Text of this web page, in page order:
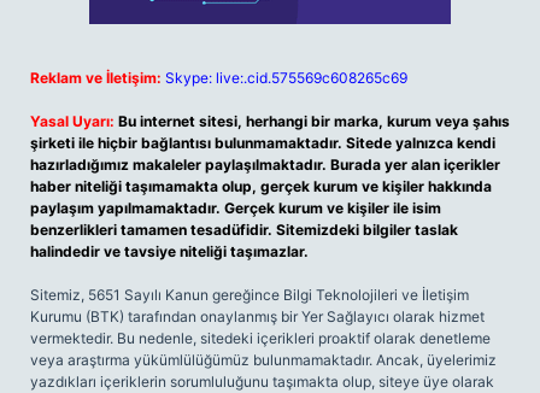
Reklam ve İletişim: Skype: live:.cid.575569c608265c69
Yasal Uyarı: Bu internet sitesi, herhangi bir marka, kurum veya şahıs
şirketi ile hiçbir bağlantısı bulunmamaktadır. Sitede yalnızca kendi
hazırladığımız makaleler paylaşılmaktadır. Burada yer alan içerikler
haber niteliği taşımamakta olup, gerçek kurum ve kişiler hakkında
paylaşım yapılmamaktadır. Gerçek kurum ve kişiler ile isim
benzerlikleri tamamen tesadüfidir. Sitemizdeki bilgiler taslak
halindedir ve tavsiye niteliği taşımazlar.
Sitemiz, 5651 Sayılı Kanun gereğince Bilgi Teknolojileri ve İletişim
Kurumu (BTK) tarafından onaylanmış bir Yer Sağlayıcı olarak hizmet
vermektedir. Bu nedenle, sitedeki içerikleri proaktif olarak denetleme
veya araştırma yükümlülüğümüz bulunmamaktadır. Ancak, üyelerimiz
yazdıkları içeriklerin sorumluluğunu taşımakta olup, siteye üye olarak